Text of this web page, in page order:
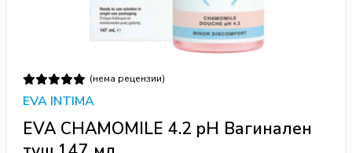
(нема рецензии)
EVA INTIMA
EVA CHAMOMILE 4.2 pH Вагинален